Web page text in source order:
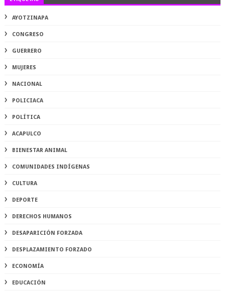
AYOTZINAPA
CONGRESO
GUERRERO
MUJERES
NACIONAL
POLICIACA
POLÍTICA
ACAPULCO
BIENESTAR ANIMAL
COMUNIDADES INDÍGENAS
CULTURA
DEPORTE
DERECHOS HUMANOS
DESAPARICIÓN FORZADA
DESPLAZAMIENTO FORZADO
ECONOMÍA
EDUCACIÓN